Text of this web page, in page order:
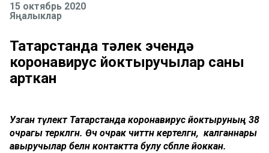
15 октябрь 2020
Яңалыклар
Татарстанда тәүлек эчендә
коронавирус йоктыручылар саны
арткан
Узган тәүлектә Татарстанда коронавирус йоктыруның 38
очрагы теркәлгән. Өч очрак читтән кертелгән, ә калганнары
авыручылар белән контактта булу сәбәпле йоккан.